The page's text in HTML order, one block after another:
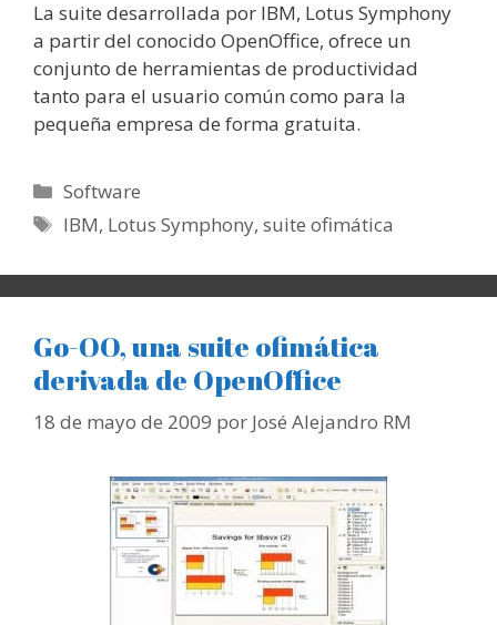
La suite desarrollada por IBM, Lotus Symphony
a partir del conocido OpenOffice, ofrece un
conjunto de herramientas de productividad
tanto para el usuario común como para la
pequeña empresa de forma gratuita.
Categorías
Software
Etiquetas
IBM, Lotus Symphony,suite ofimática
Go-OO, una suite ofimática
derivada de OpenOffice
18 de mayo de 2009 por José Alejandro RM